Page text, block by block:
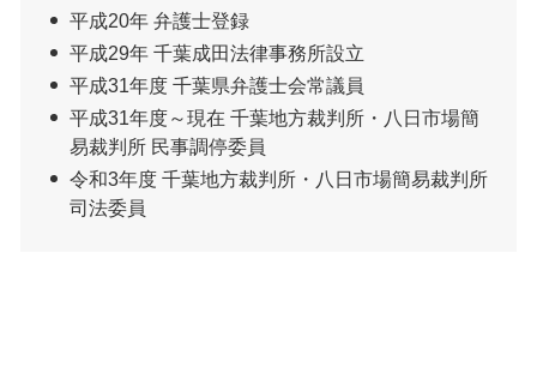
平成20年 弁護士登録
平成29年 千葉成田法律事務所設立
平成31年度 千葉県弁護士会常議員
平成31年度～現在 千葉地方裁判所・八日市場簡
易裁判所 民事調停委員
令和3年度 千葉地方裁判所・八日市場簡易裁判所
司法委員